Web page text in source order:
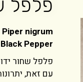
פלפל
Piper nigrum
Black Pepper
פלפל שחור
עם זאת,